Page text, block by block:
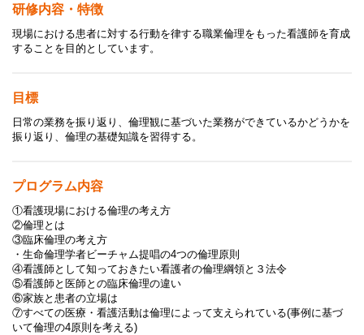
研修内容・特徴
現場における患者に対する行動を律する職業倫理をもった看護師を育成
することを目的としています。
目標
日常の業務を振り返り、倫理観に基づいた業務ができているかどうかを
振り返り、倫理の基礎知識を習得する。
プログラム内容
①看護現場における倫理の考え方
②倫理とは
③臨床倫理の考え方
・生命倫理学者ビーチャム提唱の4つの倫理原則
④看護師として知っておきたい看護者の倫理綱領と３法令
⑤看護師と医師との臨床倫理の違い
⑥家族と患者の立場は
⑦すべての医療・看護活動は倫理によって支えられている(事例に基づ
いて倫理の4原則を考える)